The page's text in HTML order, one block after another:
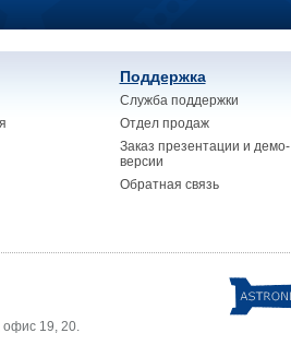
Поддержка
Служба поддержки
Отдел продаж
Заказ презентации и демо-
версии
Обратная связь
офис 19, 20.